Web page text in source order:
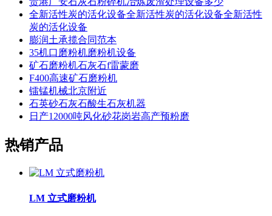
全新活性炭的活化设备全新活性炭的活化设备全新活性
炭的活化设备
膨润土承揽合同范本
35机口磨粉机磨粉机设备
矿石磨粉机石灰石f雷蒙磨
F400高速矿石磨粉机
镭锰机械北京附近
石英砂石灰石酸生石灰机器
日产12000吨风化砂花岗岩高产预粉磨
热销产品
LM 立式磨粉机